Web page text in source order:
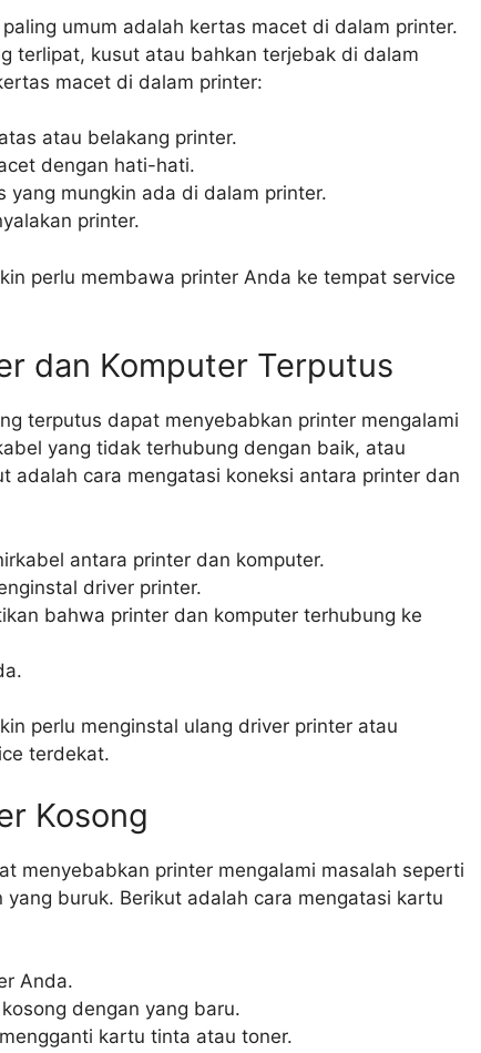
umum adalah kertas macet di dalam printer.
terlipat, kusut atau bahkan terjebak di dalam
macet di dalam printer:
atau belakang printer.
dengan hati-hati.
yang mungkin ada di dalam printer.
printer.
perlu membawa printer Anda ke tempat service
dan Komputer Terputus
terputus dapat menyebabkan printer mengalami
yang tidak terhubung dengan baik, atau
adalah cara mengatasi koneksi antara printer dan
antara printer dan komputer.
driver printer.
bahwa printer dan komputer terhubung ke
perlu menginstal ulang driver printer atau
terdekat.
Kosong
menyebabkan printer mengalami masalah seperti
buruk. Berikut adalah cara mengatasi kartu
Anda.
dengan yang baru.
kartu tinta atau toner.